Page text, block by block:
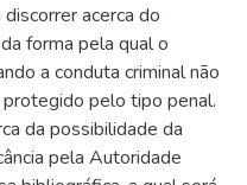
acerca do
forma pela qual o
a conduta criminal não
pelo tipo penal.
da possibilidade da
pela Autoridade